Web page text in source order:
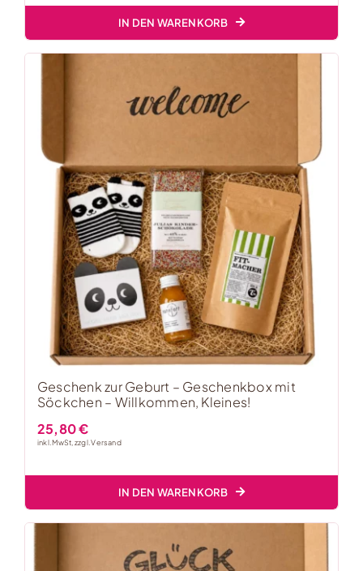
IN DEN WARENKORB
Geschenk zur Geburt – Geschenkbox mit
Söckchen – Willkommen, Kleines!
25,80€
inkl. MwSt, zzgl.Versand
IN DEN WARENKORB